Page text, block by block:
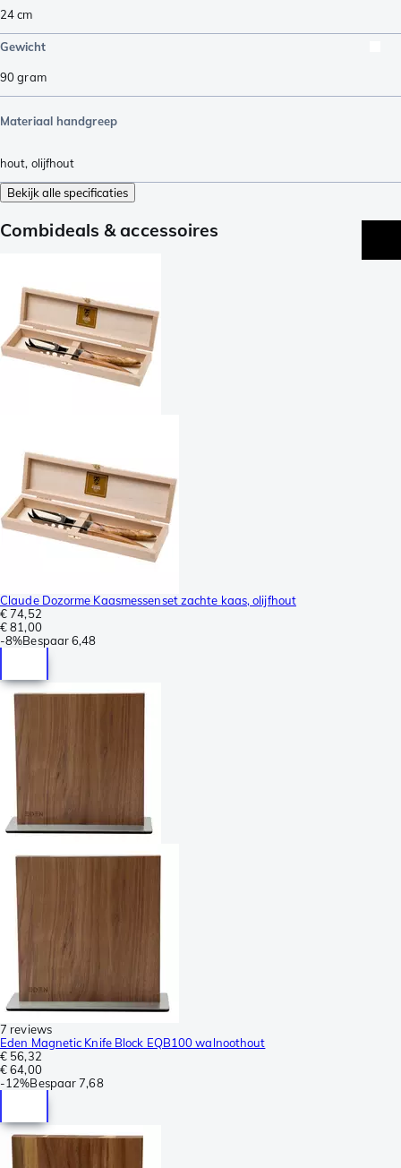
24cm
Gewicht
90gram
Materiaal handgreep
hout, olijfhout
Bekijk alle specificaties
Combideals & accessoires
Claude Dozorme Kaasmessenset zachte kaas, olijfhout
€ 74,52
€ 81,00
-8%Bespaar6,48
7 reviews
Eden Magnetic Knife Block EQB100 walnoothout
€ 56,32
€ 64,00
-12%Bespaar 7,68